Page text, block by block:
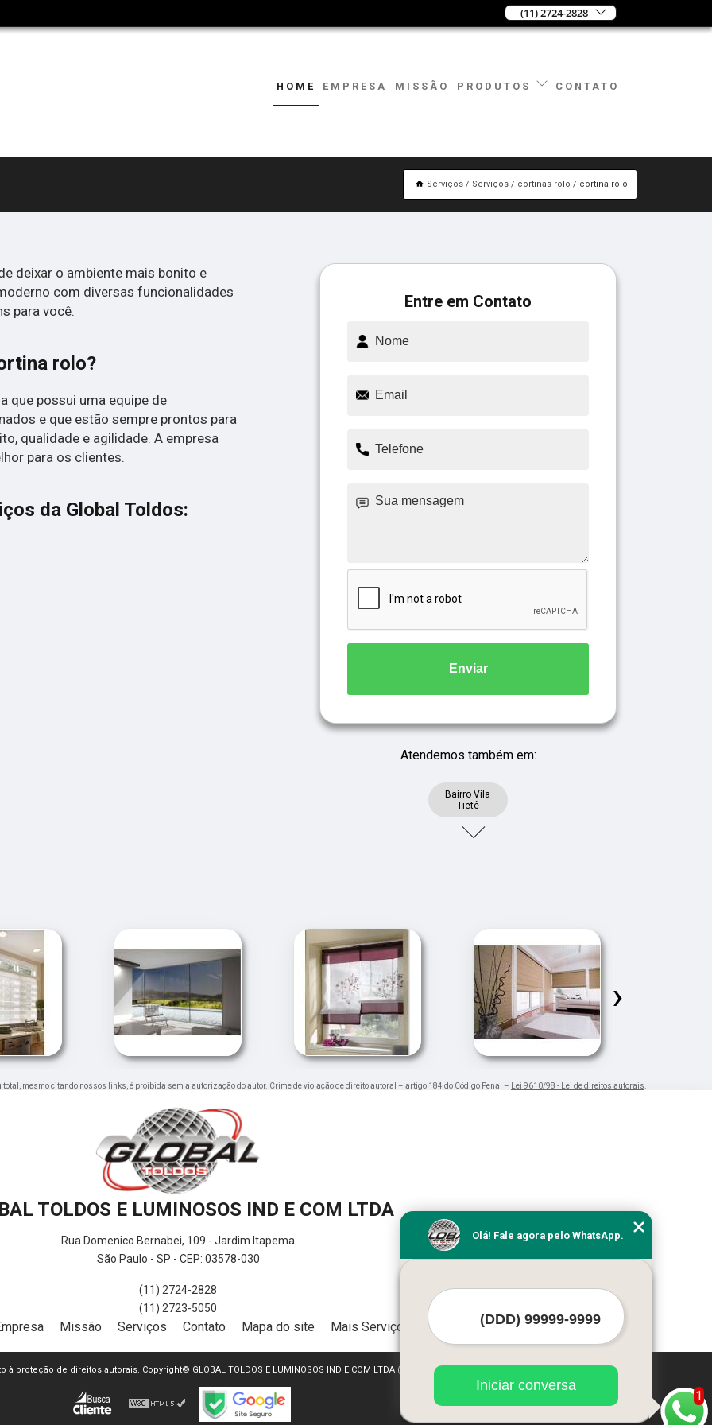
(11) 2724-2828
HOME EMPRESA MISSÃO PRODUTOS CONTATO
Serviços Serviços cortinas rolo cortina rolo
deixar o ambiente mais bonito e
com diversas funcionalidades
para você.
rolo?
que possui uma equipe de
e que estão sempre prontos para
qualidade e agilidade. A empresa
para os clientes.
da Global Toldos:
Entre em Contato
Enviar
Atendemos também em:
Bairro Vila
Tietê
›
total, mesmo citando nossos links, é proibida sem a autorização do autor. Crime de violação de direito autoral – artigo 184 do Código Penal – Lei 9610/98 - Lei de direitos autorais
TOLDOS E LUMINOSOS IND E COM LTDA
Rua Domenico Bernabei, 109 - Jardim Itapema
São Paulo - SP - CEP: 03578-030
(11) 2724-2828
(11) 2723-5050
Missão Serviços Contato Mapa do site Mais Serviços
proteção de direitos autorais. Copyright© GLOBAL TOLDOS E LUMINOSOS IND E COM LTDA (Lei 9610 de 19/02/1998)
1
Olá! Fale agora pelo WhatsApp.
Iniciar conversa